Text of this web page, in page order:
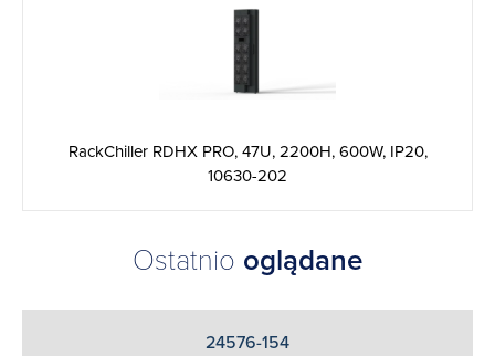
RackChiller RDHX PRO, 47U, 2200H, 600W, IP20,
10630-202
Ostatnio oglądane
24576-154